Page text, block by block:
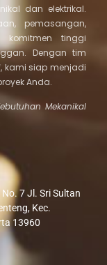
dan elektrikal.
pemasangan,
komitmen tinggi
Dengan tim
kami siap menjadi
Anda.
Mekanikal
7 Jl. Sri Sultan
Kec.
13960